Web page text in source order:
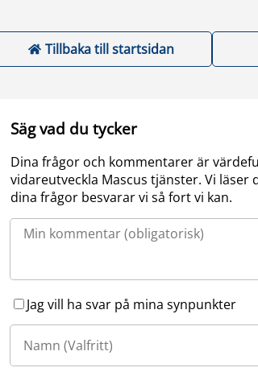
Tillbaka till startsidan
Säg vad du tycker
Dina frågor och kommentarer är
vidareutveckla Mascus tjänster. Vi läser
dina frågor besvarar vi så fort vi kan.
Jag vill ha svar på mina synpunkter